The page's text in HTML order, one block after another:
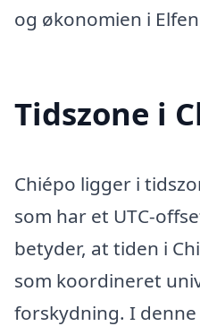
og økonomien i
Tidszone i
Chiépo ligger i
som har et UTC-
betyder, at tiden i
som koordineret
forskydning. I